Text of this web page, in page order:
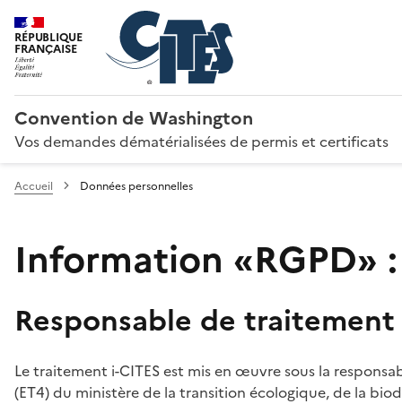
RÉPUBLIQUE
FRANÇAISE
Convention de Washington
Vos demandes dématérialisées de permis et certificats
Accueil Données personnelles
Information «RGPD»
Responsable de traitement
Le traitement i-CITES est mis en œuvre sous la
(ET4) du ministère de la transition écologique, de la